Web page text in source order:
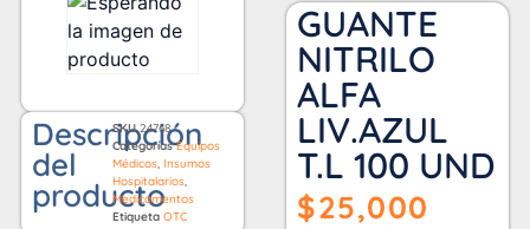
Descripción
del
producto
SKU24768
Categorías Equipos
Médicos,Insumos
Hospitalarios,
Medicamentos
Etiqueta OTC
GUANTE
NITRILO
ALFA
LIV.AZUL
T.L 100 UND
$25,000